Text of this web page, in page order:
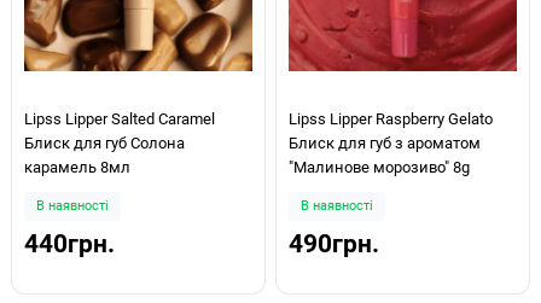
Lipss Lipper Salted Caramel
Блиск для губ Солона
карамель 8мл
В наявності
440грн.
Lipss Lipper Raspberry Gelato
Блиск для губ з ароматом
"Малинове морозиво" 8g
В наявності
490грн.